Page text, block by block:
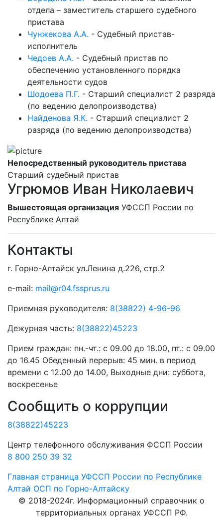
отдела – заместитель старшего судебного
пристава
Чунжекова А.А. - Судебный пристав-
исполнитель
Чедоев А.А. - Судебный пристав по
обеспечению установленного порядка
деятельности судов
Шодоева П.Г. - Старший специалист 2 разряда
(по ведению делопроизводства)
Найденова Я.К. - Старший специалист 2
разряда (по ведению делопроизводства)
Непосредственный руководитель пристава
Старший судебный пристав
Угрюмов Иван Николаевич
Вышестоящая организация УФССП России по
Республике Алтай
Контакты
г. Горно-Алтайск ул.Ленина д.226, стр.2
e-mail: mail@r04.fssprus.ru
Приемная руководителя: 8(38822) 4-96-96
Дежурная часть: 8(38822)45223
Прием граждан: пн.-чт.: с 09.00 до 18.00, пт.: с 09.00
до 16.45 Обеденный перерыв: 45 мин. в период
времени с 12.00 до 14.00, Выходные дни: суббота,
воскресенье
Сообщить о коррупции
8(38822)45223
Центр телефонного обслуживания ФССП России
8 800 250 39 32
Главная страница УФССП России по Республике
Алтай ОСП по Горно-Алтайску
© 2018-2024г. Информационный справочник о
территориальных органах УФССП РФ.